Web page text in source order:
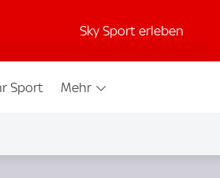
Sky Sport erleben
Sport Mehr